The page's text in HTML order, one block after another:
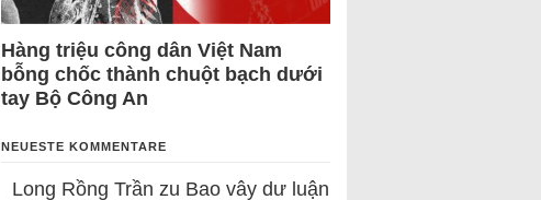
Hàng triệu công dân Việt Nam
bỗng chốc thành chuột bạch dưới
tay Bộ Công An
NEUESTE KOMMENTARE
Long Rồng Trần zu Bao vây dư luận